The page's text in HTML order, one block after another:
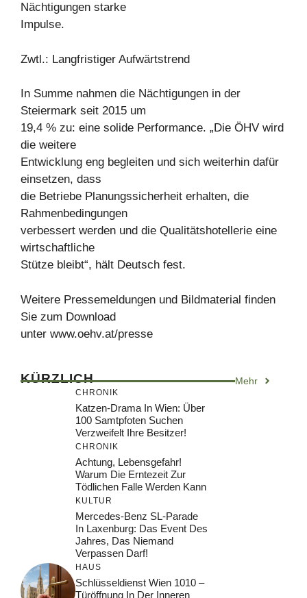
Nächtigungen starke
Impulse.
Zwtl.: Langfristiger Aufwärtstrend
In Summe nahmen die Nächtigungen in der
Steiermark seit 2015 um
19,4 % zu: eine solide Performance. „Die ÖHV wird
die weitere
Entwicklung eng begleiten und sich weiterhin dafür
einsetzen, dass
die Betriebe Planungssicherheit erhalten, die
Rahmenbedingungen
verbessert werden und die Qualitätshotellerie eine
wirtschaftliche
Stütze bleibt“, hält Deutsch fest.
Weitere Pressemeldungen und Bildmaterial finden
Sie zum Download
unter www.oehv.at/presse
KÜRZLICH Mehr
CHRONIK
Katzen-Drama In Wien: Über
100 Samtpfoten Suchen
Verzweifelt Ihre Besitzer!
CHRONIK
Achtung, Lebensgefahr!
Warum Die Erntezeit Zur
Tödlichen Falle Werden Kann
KULTUR
Mercedes-Benz SL-Parade
In Laxenburg: Das Event Des
Jahres, Das Niemand
Verpassen Darf!
HAUS
Schlüsseldienst Wien 1010 –
Türöffnung In Der Inneren